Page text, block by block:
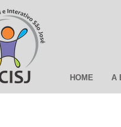
HOME A